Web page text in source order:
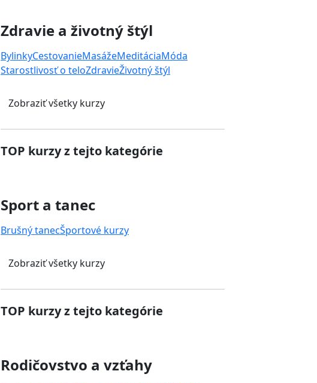
Zdravie a životný štýl
BylinkyCestovanieMasážeMeditáciaMóda
Starostlivosť o teloZdravieŽivotný štýl
Zobraziť všetky kurzy
TOP kurzy z tejto kategórie
Sport a tanec
Brušný tanecŠportové kurzy
Zobraziť všetky kurzy
TOP kurzy z tejto kategórie
Rodičovstvo a vzťahy